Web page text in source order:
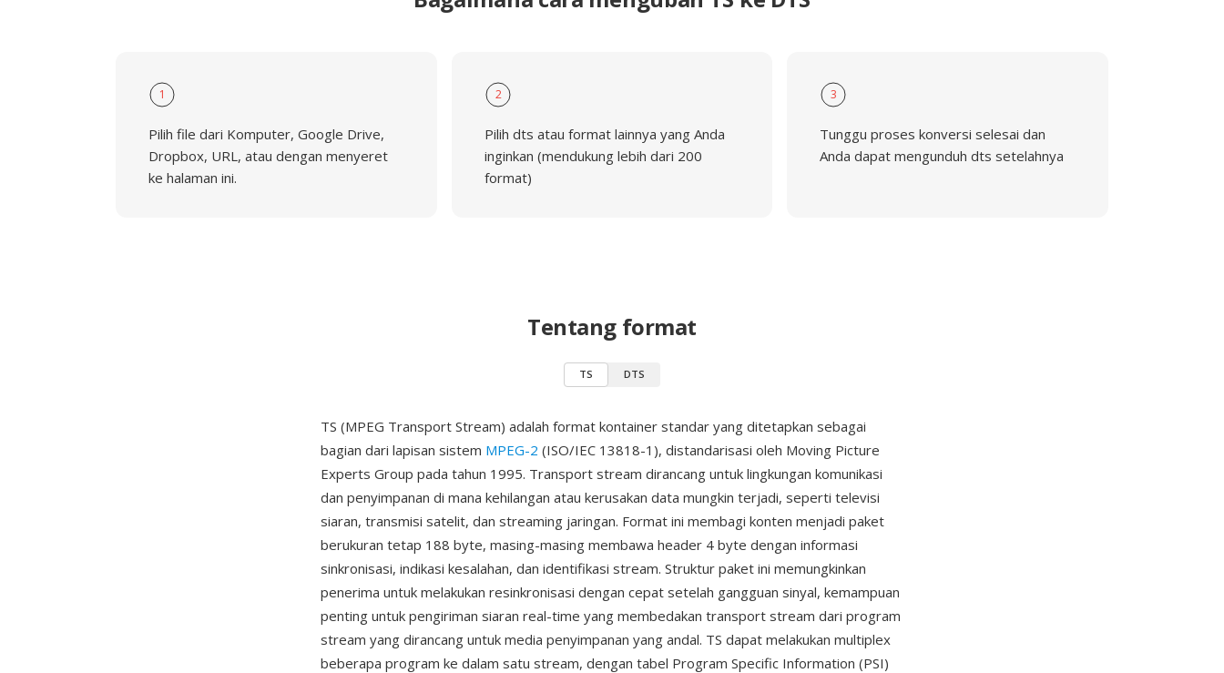
1
Pilih file dari Komputer, Google Drive,
Dropbox, URL, atau dengan menyeret
ke halaman ini.
2
Pilih dts atau format lainnya yang Anda
inginkan (mendukung lebih dari 200
format)
3
Tunggu proses konversi selesai dan
Anda dapat mengunduh dts setelahnya
Tentang format
TS DTS
TS (MPEG Transport Stream) adalah format kontainer standar yang ditetapkan sebagai
bagian dari lapisan sistem MPEG-2 (ISO/IEC 13818-1), distandarisasi oleh Moving Picture
Experts Group pada tahun 1995. Transport stream dirancang untuk lingkungan komunikasi
dan penyimpanan di mana kehilangan atau kerusakan data mungkin terjadi, seperti televisi
siaran, transmisi satelit, dan streaming jaringan. Format ini membagi konten menjadi paket
berukuran tetap 188 byte, masing-masing membawa header 4 byte dengan informasi
sinkronisasi, indikasi kesalahan, dan identifikasi stream. Struktur paket ini memungkinkan
penerima untuk melakukan resinkronisasi dengan cepat setelah gangguan sinyal, kemampuan
penting untuk pengiriman siaran real-time yang membedakan transport stream dari program
stream yang dirancang untuk media penyimpanan yang andal. TS dapat melakukan multiplex
beberapa program ke dalam satu stream, dengan tabel Program Specific Information (PSI)